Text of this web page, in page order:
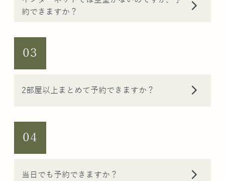
約できますか？
arrow_forward_ios
03
2部屋以上まとめて予約できますか？ arrow_forward_ios
04
当日でも予約できますか？ arrow_forward_ios